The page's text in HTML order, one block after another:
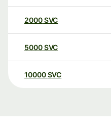
2000SVC
5000SVC
10000 SVC